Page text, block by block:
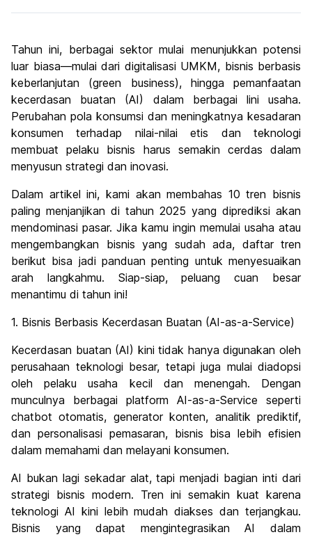
Tahun ini, berbagai sektor mulai menunjukkan potensi
luar biasa—mulai dari digitalisasi UMKM, bisnis berbasis
keberlanjutan (green business), hingga pemanfaatan
kecerdasan buatan (AI) dalam berbagai lini usaha.
Perubahan pola konsumsi dan meningkatnya kesadaran
konsumen terhadap nilai-nilai etis dan teknologi
membuat pelaku bisnis harus semakin cerdas dalam
menyusun strategi dan inovasi.
Dalam artikel ini, kami akan membahas 10 tren bisnis
paling menjanjikan di tahun 2025 yang diprediksi akan
mendominasi pasar. Jika kamu ingin memulai usaha atau
mengembangkan bisnis yang sudah ada, daftar tren
berikut bisa jadi panduan penting untuk menyesuaikan
arah langkahmu. Siap-siap, peluang cuan besar
menantimu di tahun ini!
1. Bisnis Berbasis Kecerdasan Buatan (AI-as-a-Service)
Kecerdasan buatan (AI) kini tidak hanya digunakan oleh
perusahaan teknologi besar, tetapi juga mulai diadopsi
oleh pelaku usaha kecil dan menengah. Dengan
munculnya berbagai platform AI-as-a-Service seperti
chatbot otomatis, generator konten, analitik prediktif,
dan personalisasi pemasaran, bisnis bisa lebih efisien
dalam memahami dan melayani konsumen.
AI bukan lagi sekadar alat, tapi menjadi bagian inti dari
strategi bisnis modern. Tren ini semakin kuat karena
teknologi AI kini lebih mudah diakses dan terjangkau.
Bisnis yang dapat mengintegrasikan AI dalam